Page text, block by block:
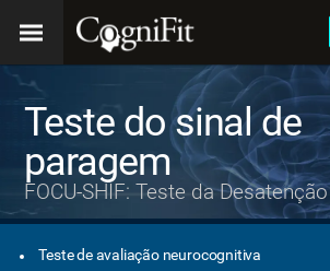
Teste do sinal de
paragem
FOCU-SHIF: Teste da Desatenção
Teste de avaliação neurocognitiva